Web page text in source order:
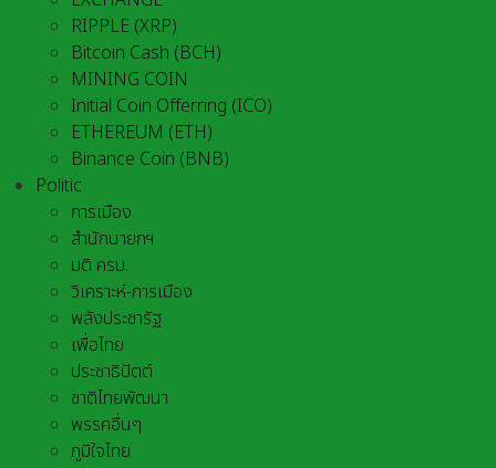
RIPPLE (XRP)
Bitcoin Cash (BCH)
MINING COIN
Initial Coin Offerring (ICO)
ETHEREUM (ETH)
Binance Coin (BNB)
Politic
การเมือง
สำนักนายกฯ
มติ ครม.
วิเคราะห์-การเมือง
พลังประชารัฐ
เพื่อไทย
ประชาธิปัตต์
ชาติไทยพัฒนา
พรรคอื่นๆ
ภูมิใจไทย